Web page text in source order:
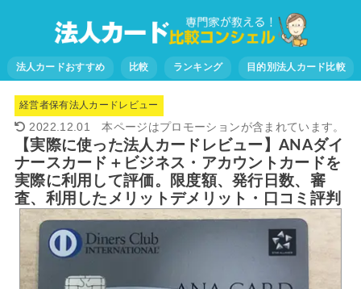
法人カードおすすめ 比較 ランキング 目的別法人カード比較
経営者保有法人カードレビュー
2022.12.01
【実際に使った法人カードレビュー】ANAダイ
ナースカード＋ビジネス・アカウントカードを
実際に利用して評価。限度額、発行日数、審
査、利用したメリットデメリット・口コミ評判